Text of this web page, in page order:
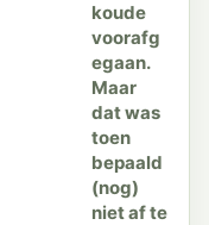
koude
voorafg
egaan.
Maar
dat was
toen
bepaald
(nog)
niet af te